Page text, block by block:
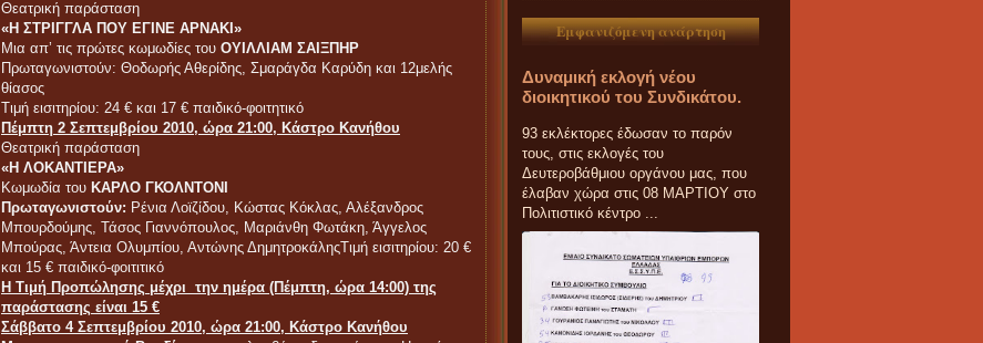
Θεατρική παράσταση
«Η ΣΤΡΙΓΓΛΑ ΠΟΥ ΕΓΙΝΕ ΑΡΝΑΚΙ»
Μια απ’ τις πρώτες κωμωδίες του ΟΥΙΛΛΙΑΜ ΣΑΙΞΠΗΡ
Πρωταγωνιστούν: Θοδωρής Αθερίδης, Σμαράγδα Καρύδη και 12μελής
θίασος
Τιμή εισιτηρίου: 24 € και 17 € παιδικό-φοιτητικό
Πέμπτη 2 Σεπτεμβρίου 2010, ώρα 21:00, Κάστρο Κανήθου
Θεατρική παράσταση
«Η ΛΟΚΑΝΤΙΕΡΑ»
Κωμωδία του ΚΑΡΛΟ ΓΚΟΛΝΤΟΝΙ
Πρωταγωνιστούν: Ρένια Λοϊζίδου, Κώστας Κόκλας, Αλέξανδρος
Μπουρδούμης, Τάσος Γιαννόπουλος, Μαριάνθη Φωτάκη, Άγγελος
Μπούρας, Άντεια Ολυμπίου, Αντώνης ΔημητροκάληςΤιμή εισιτηρίου: 20 €
και 15 € παιδικό-φοιτιτικό
Η Τιμή Προπώλησης μέχρι την ημέρα (Πέμπτη, ώρα 14:00) της
παράστασης είναι 15 €
Σάββατο 4 Σεπτεμβρίου 2010, ώρα 21:00, Κάστρο Κανήθου
Εμφανιζόμενη ανάρτηση
Δυναμική εκλογή νέου
διοικητικού του Συνδικάτου.
93 εκλέκτορες έδωσαν το παρόν
τους, στις εκλογές του
Δευτεροβάθμιου οργάνου μας, που
έλαβαν χώρα στις 08 ΜΑΡΤΙΟΥ στο
Πολιτιστικό κέντρο ...